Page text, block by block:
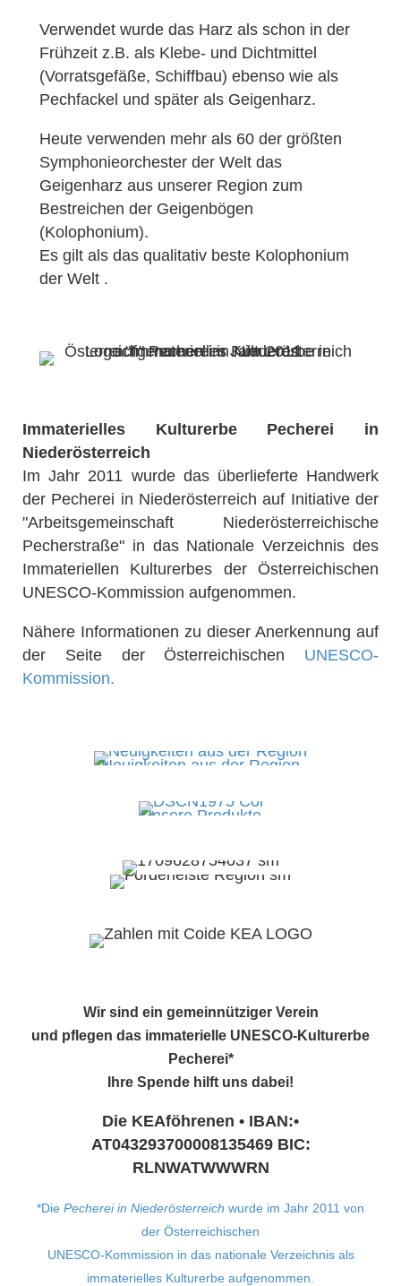
Verwendet wurde das Harz als schon in der
Frühzeit z.B. als Klebe- und Dichtmittel
(Vorratsgefäße, Schiffbau) ebenso wie als
Pechfackel und später als Geigenharz.
Heute verwenden mehr als 60 der größten
Symphonieorchester der Welt das
Geigenharz aus unserer Region zum
Bestreichen der Geigenbögen
(Kolophonium).
Es gilt als das qualitativ beste Kolophonium
der Welt .
Immaterielles Kulturerbe Pecherei in
Niederösterreich
Im Jahr 2011 wurde das überlieferte Handwerk
der Pecherei in Niederösterreich auf Initiative der
"Arbeitsgemeinschaft Niederösterreichische
Pecherstraße" in das Nationale Verzeichnis des
Immateriellen Kulturerbes der Österreichischen
UNESCO-Kommission aufgenommen.
Nähere Informationen zu dieser Anerkennung auf
der Seite der Österreichischen UNESCO-
Kommission.
Neuigkeiten aus der Region
Unsere Produkte
Wir sind ein gemeinnütziger Verein
und pflegen das immaterielle UNESCO-Kulturerbe
Pecherei*
Ihre Spende hilft uns dabei!
Die KEAföhrenen • IBAN:•
AT043293700008135469 BIC:
RLNWATWWWRN
*Die Pecherei in Niederösterreich wurde im Jahr 2011 von
der Österreichischen
UNESCO-Kommission in das nationale Verzeichnis als
immaterielles Kulturerbe aufgenommen.